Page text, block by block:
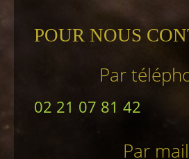
POUR NOUS
Par
02 21 07 81 42
Par mail